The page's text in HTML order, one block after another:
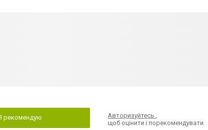
рекомендую Авторизуйтесь,
щоб оцінити і порекомендувати